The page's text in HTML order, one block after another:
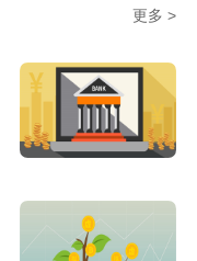
更多 >